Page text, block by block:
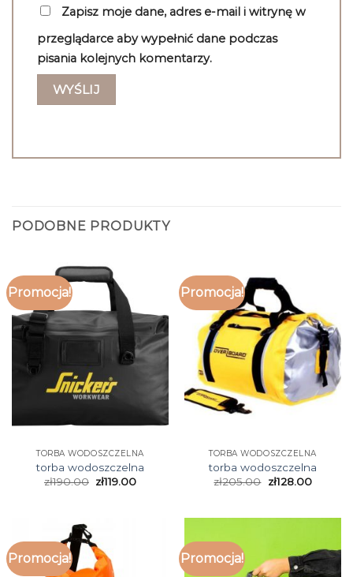
Zapisz moje dane, adres e-mail i witrynę w
przeglądarce aby wypełnić dane podczas
pisania kolejnych komentarzy.
PODOBNE PRODUKTY
Promocja!
TORBA WODOSZCZELNA
torba wodoszczelna
zł190.00 zł119.00
Promocja!
TORBA WODOSZCZELNA
torba wodoszczelna
zł205.00 zł128.00
Promocja! Promocja!